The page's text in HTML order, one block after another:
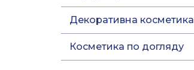
Декоративна косметика
Косметика по догляду